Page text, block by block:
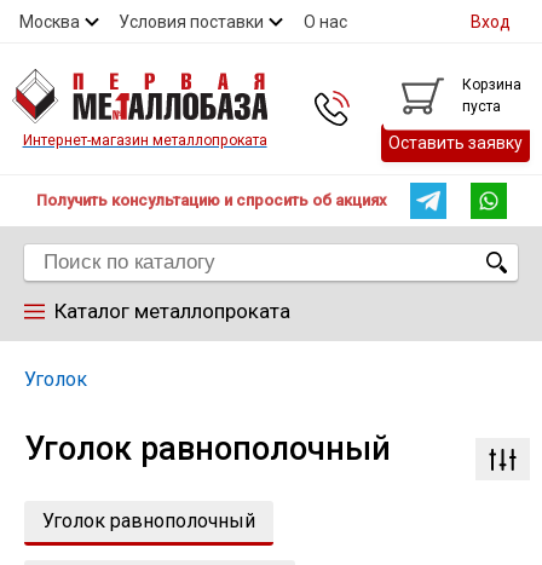
Москва Условия поставки О нас
Контакты
Вход
Интернет-магазин металлопроката
Корзина
пуста
Оставить заявку
Получить консультацию и спросить об акциях
Каталог металлопроката
Труба
Лист
Уголок
Уголок равнополочный
Уголок равнополочный